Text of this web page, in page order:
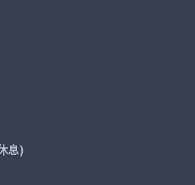
息)